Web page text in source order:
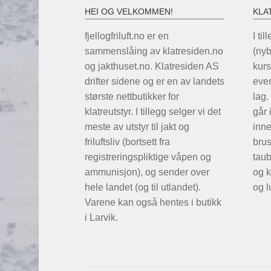
HEI OG VELKOMMEN!
fjellogfriluft.no er en
sammenslåing av klatresiden.no
og jakthuset.no. Klatresiden AS
drifter sidene og er en av landets
største nettbutikker for
klatreutstyr. I tillegg selger vi det
meste av utstyr til jakt og
friluftsliv (bortsett fra
registreringspliktige våpen og
ammunisjon), og sender over
hele landet (og til utlandet).
Varene kan også hentes i butikk
i Larvik.
I
går
og
og